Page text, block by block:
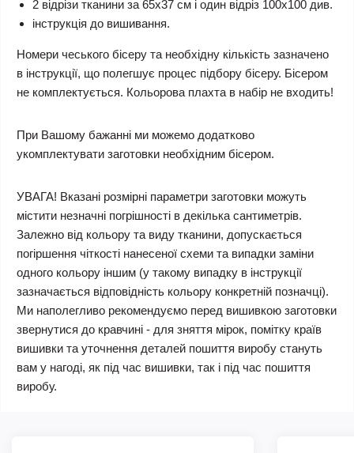
2 відрізи тканини за 65х37 см і один відріз 100х100 див.
інструкція до вишивання.
Номери чеського бісеру та необхідну кількість зазначено
в інструкції, що полегшує процес підбору бісеру. Бісером
не комплектується. Кольорова плахта в набір не входить!
При Вашому бажанні ми можемо додатково
укомплектувати заготовки необхідним бісером.
УВАГА! Вказані розмірні параметри заготовки можуть
містити незначні погрішності в декілька сантиметрів.
Залежно від кольору та виду тканини, допускається
погіршення чіткості нанесеної схеми та випадки заміни
одного кольору іншим (у такому випадку в інструкції
зазначається відповідність кольору конкретній позначці).
Ми наполегливо рекомендуємо перед вишивкою заготовки
звернутися до кравчині - для зняття мірок, помітку країв
вишивки та уточнення деталей пошиття виробу стануть
вам у нагоді, як під час вишивки, так і під час пошиття
виробу.